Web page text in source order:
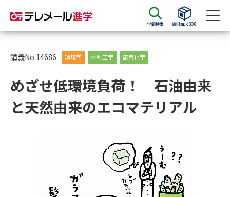
学問検索 資料請求BOX
資料請求
大学・短大の資料種類から請求
大学入学共通テスト利用選抜の
募集要項＆願書
講義No.14686 環境学 材料工学 応用化学
めざせ低環境負荷！ 石油由来
と天然由来のエコマテリアル